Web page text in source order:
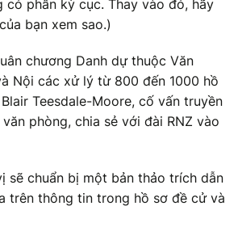
có phần kỳ cục. Thay vào đó, hãy
bạn xem sao.)
chương Danh dự thuộc Văn
Nội các xử lý từ 800 đến 1000 hồ
Teesdale-Moore, cố vấn truyền
phòng, chia sẻ với đài RNZ vào
sẽ chuẩn bị một bản thảo trích dẫn
trên thông tin trong hồ sơ đề cử và